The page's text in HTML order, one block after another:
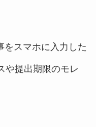
をスマホに入力した
や提出期限のモレ